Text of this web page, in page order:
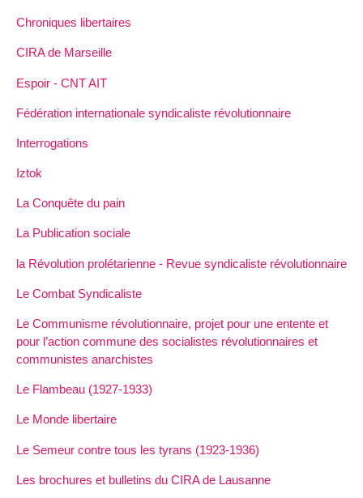
Chroniques libertaires
CIRA de Marseille
Espoir - CNT AIT
Fédération internationale syndicaliste révolutionnaire
Interrogations
Iztok
La Conquête du pain
La Publication sociale
la Révolution prolétarienne - Revue syndicaliste révolutionnaire
Le Combat Syndicaliste
Le Communisme révolutionnaire, projet pour une entente et
pour l’action commune des socialistes révolutionnaires et
communistes anarchistes
Le Flambeau (1927-1933)
Le Monde libertaire
Le Semeur contre tous les tyrans (1923-1936)
Les brochures et bulletins du CIRA de Lausanne